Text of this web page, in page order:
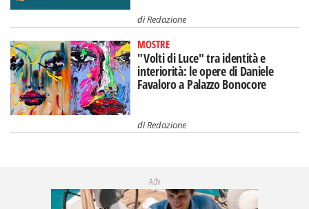
diRedazione
MOSTRE
"Volti di Luce" tra identità e
interiorità: le opere di Daniele
Favaloro a Palazzo Bonocore
diRedazione
Adv